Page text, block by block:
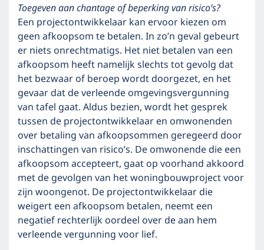
Toegeven aan chantage of beperking van risico’s?
Een projectontwikkelaar kan ervoor kiezen om
geen afkoopsom te betalen. In zo’n geval gebeurt
er niets onrechtmatigs. Het niet betalen van een
afkoopsom heeft namelijk slechts tot gevolg dat
het bezwaar of beroep wordt doorgezet, en het
gevaar dat de verleende omgevingsvergunning
van tafel gaat. Aldus bezien, wordt het gesprek
tussen de projectontwikkelaar en omwonenden
over betaling van afkoopsommen geregeerd door
inschattingen van risico’s. De omwonende die een
afkoopsom accepteert, gaat op voorhand akkoord
met de gevolgen van het woningbouwproject voor
zijn woongenot. De projectontwikkelaar die
weigert een afkoopsom betalen, neemt een
negatief rechterlijk oordeel over de aan hem
verleende vergunning voor lief.